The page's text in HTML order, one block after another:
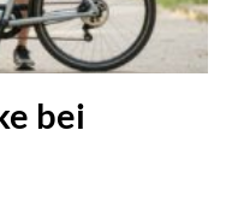
bei